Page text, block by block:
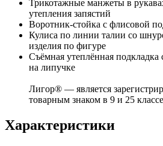
Трикотажные манжеты в
утепления запястий
Воротник-стойка с флисовой
Кулиса по линии талии со
изделия по фигуре
Съёмная утеплённая
на липучке
Лигор® — является
товарным знаком в 9 и 25
Характеристики